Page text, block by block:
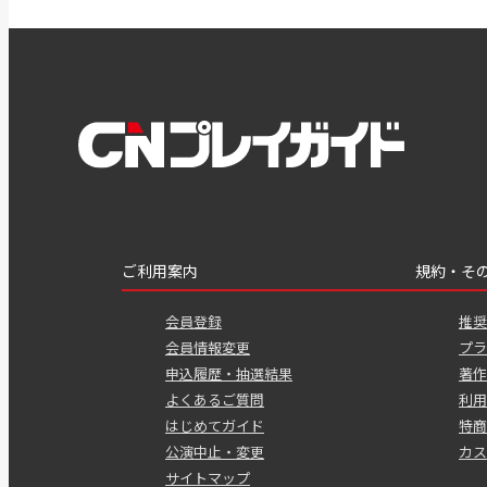
ご利用案内
会員登録
会員情報変更
申込履歴・抽選結果
よくあるご質問
はじめてガイド
公演中止・変更
サイトマップ
規約・そ
推
プ
著
利
特
カ